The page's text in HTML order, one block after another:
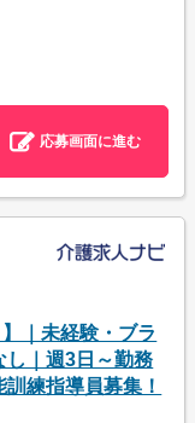
応募画面に進む
】｜未経験・ブラ
し｜週3日～勤務
練指導員募集！